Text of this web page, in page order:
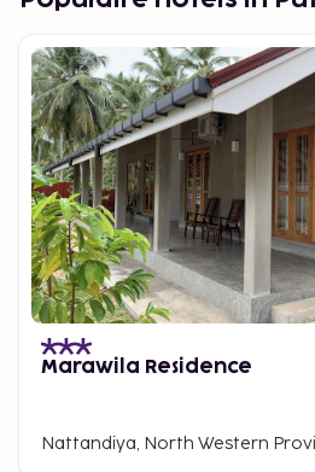
Marawila Residence
Nattandiya, North Western